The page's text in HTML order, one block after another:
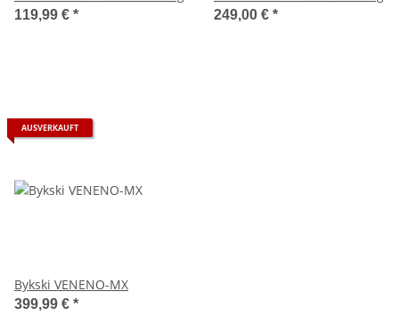
119,99 € * 249,00 € *
AUSVERKAUFT
Bykski VENENO-MX
399,99 € *